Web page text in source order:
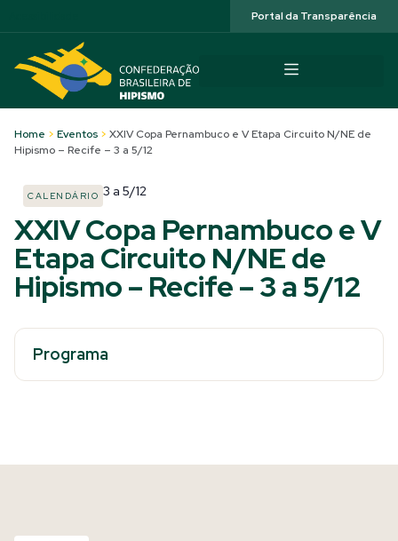
Portal da Transparência
Home > Eventos > XXIV Copa Pernambuco e V Etapa Circuito N/NE de
Hipismo – Recife – 3 a 5/12
CALENDÁRIO 3 a 5/12
XXIV Copa Pernambuco e V
Etapa Circuito N/NE de
Hipismo – Recife – 3 a 5/12
Programa